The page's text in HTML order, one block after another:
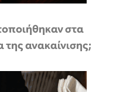
στα
της ανακαίνισης;